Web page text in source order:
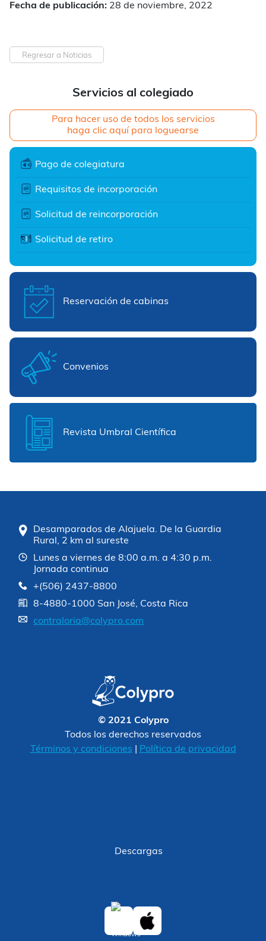
Servicios al colegiado
Para hacer uso de todos los servicios
haga clic aquí para loguearse
Pago de colegiatura
Requisitos de incorporación
Solicitud de reincorporación
Solicitud de retiro
Reservación de cabinas
Convenios
Revista Umbral Científica
Fecha de publicación: 28 de noviembre, 2022
Regresar a Noticias
Desamparados de Alajuela. De la Guardia
Rural, 2 km al sureste
Lunes a viernes de 8:00 a.m. a 4:30 p.m.
Jornada continua
+(506) 2437-8800
8-4880-1000 San José, Costa Rica
contraloria@colypro.com
© 2021 Colypro
Todos los derechos reservados
Términos y condiciones
Política de privacidad
Descargas